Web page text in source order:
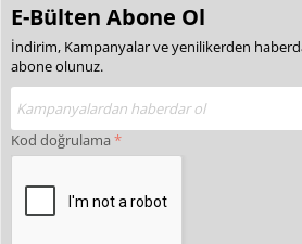
E-Bülten Abone Ol
İndirim, Kampanyalar ve yenilikerden
abone olunuz.
Kod doğrulama